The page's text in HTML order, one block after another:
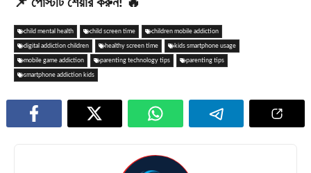
child mental health child screen time children mobile addiction
digital addiction children healthy screen time kids smartphone usage
mobile game addiction parenting technology tips parenting tips
smartphone addiction kids